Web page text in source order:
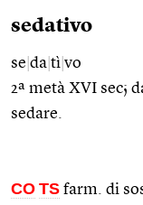
sedativo
se da tì vo
2ª metà XVI sec;
sedare.
CO TS farm. di